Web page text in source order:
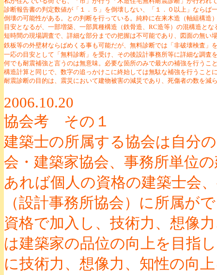
診断報告書の判定数値が「１．５」を倒壊しない、「１．０以上」ならば
倒壊の可能性がある。との判断を行っている。純粋に在来木造（軸組構造
目安となるが、一部増築、一部異種構造（鉄骨造、RC造等）の混構造と
短時間の現場調査で、詳細な部分までの把握は不可能であり、図面の無い
鉄板等の外壁材ならばめくる事も可能だが、無料診断では「非破壊検査」
一応の目安として「無料診断」を受け、その後設計事務所等に詳細な調査
何でも耐震補強と言うのは無意味。必要な箇所のみで最大の補強を行うこ
構造計算と同じで、数字の追っかけこに終始しては無駄な補強を行うこと
耐震診断の目的は、震災において建物被害の減災であり、死傷者の数を減
2006.10.20
協会考 その１
建築士の所属する協会は自分
会・建築家協会、事務所単位
あれば個人の資格の建築士会
（設計事務所協会）に所属が
資格で加入し、技術力、想像
は建築家の品位の向上を目指
に技術力、想像力、知性の向